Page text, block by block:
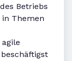
Betriebs
Themen